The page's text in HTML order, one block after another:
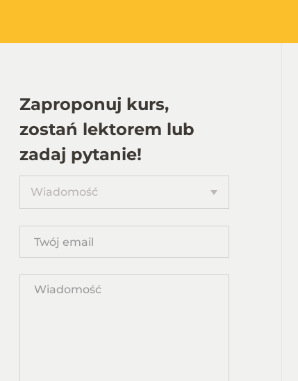
Zaproponuj kurs,
zostań lektorem lub
zadaj pytanie!
kurs
Wiadomość
email
Wpisz
propozycję